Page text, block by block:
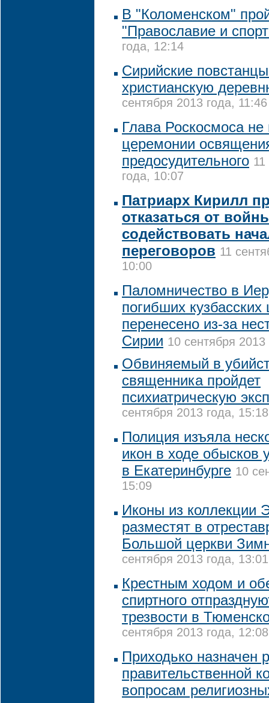
В "Коломенском"
"Православие и
года, 12:14
Сирийские
христианскую
сентября 2013 года, 11:46
Глава Роскосмоса не
церемонии
предосудительного
года, 10:07
Патриарх Кирилл
отказаться от
содействовать
переговоров 11
10:00
Паломничество в
погибших
перенесено из-за
Сирии 10 сентября
Обвиняемый в
священника пройдет
психиатрическую
сентября 2013 года, 15:18
Полиция изъяла
икон в ходе обысков
в Екатеринбурге 10
15:09
Иконы из коллекции
разместят в
Большой церкви
сентября 2013 года, 13:01
Крестным ходом и
спиртного
трезвости в
сентября 2013 года, 12:08
Приходько назначен
правительственной
вопросам